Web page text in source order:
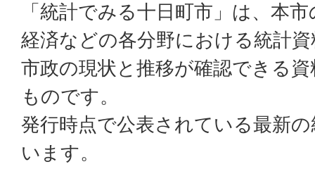
「統計でみる十日町市」は、本
経済などの各分野における統計
市政の現状と推移が確認できる
ものです。
発行時点で公表されている最新
います。